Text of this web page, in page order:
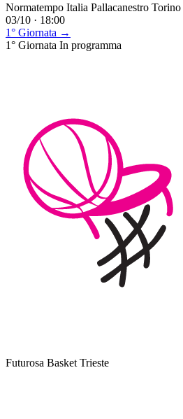
Normatempo Italia Pallacanestro
03/10 · 18:00
1° Giornata →
1° Giornata In programma
Futurosa Basket Trieste